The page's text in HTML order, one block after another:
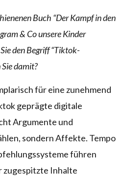
Buch “Der Kampf in den
& Co unsere Kinder
den Begriff “Tiktok-
damit?
für eine zunehmend
geprägte digitale
Argumente und
sondern Affekte. Tempo
führen
zugespitzte Inhalte